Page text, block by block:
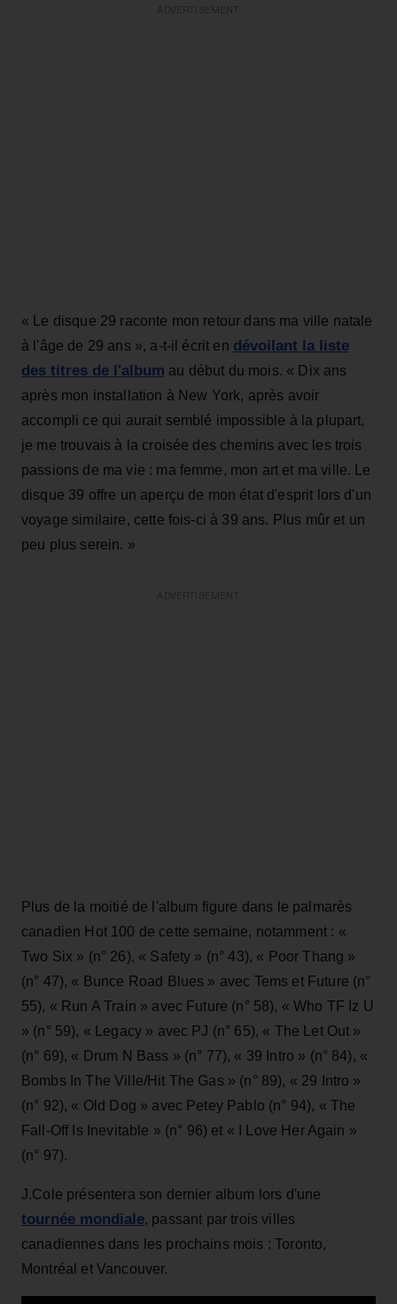
« Le disque 29 raconte mon retour dans ma ville natale
à l'âge de 29 ans », a-t-il écrit en dévoilant la liste
des titres de l'album au début du mois. « Dix ans
après mon installation à New York, après avoir
accompli ce qui aurait semblé impossible à la plupart,
je me trouvais à la croisée des chemins avec les trois
passions de ma vie : ma femme, mon art et ma ville. Le
disque 39 offre un aperçu de mon état d'esprit lors d'un
voyage similaire, cette fois-ci à 39 ans. Plus mûr et un
peu plus serein. »
Plus de la moitié de l'album figure dans le palmarès
canadien Hot 100 de cette semaine, notamment : «
Two Six » (n° 26), « Safety » (n° 43), « Poor Thang »
(n° 47), « Bunce Road Blues » avec Tems et Future (n°
55), « Run A Train » avec Future (n° 58), « Who TF Iz U
» (n° 59), « Legacy » avec PJ (n° 65), « The Let Out »
(n° 69), « Drum N Bass » (n° 77), « 39 Intro » (n° 84), «
Bombs In The Ville/Hit The Gas » (n° 89), « 29 Intro »
(n° 92), « Old Dog » avec Petey Pablo (n° 94), « The
Fall-Off Is Inevitable » (n° 96) et « I Love Her Again »
(n° 97).
J.Cole présentera son dernier album lors d'une
tournée mondiale, passant par trois villes
canadiennes dans les prochains mois : Toronto,
Montréal et Vancouver.